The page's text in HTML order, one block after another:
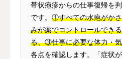
帯状疱疹からの仕事復帰を
です。 ①すべての水疱がか
みが薬でコントロールでき
る、③仕事に必要な体力・
各点を確認します。「症状